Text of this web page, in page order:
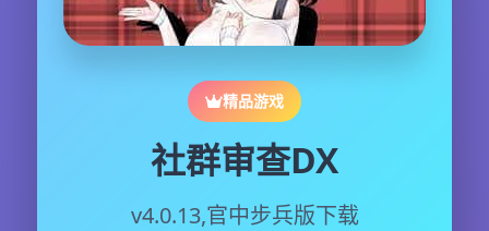
精品游戏
社群审查DX
v4.0.13,官中步兵版下载